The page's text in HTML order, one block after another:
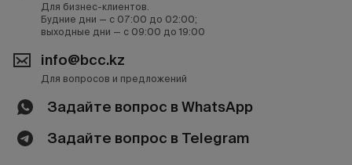
Для бизнес-клиентов.
Будние дни — с 07:00 до 02:00;
выходные дни — с 09:00 до 19:00
info@bcc.kz
Для вопросов и предложений
Задайте вопрос в WhatsApp
Задайте вопрос в Telegram